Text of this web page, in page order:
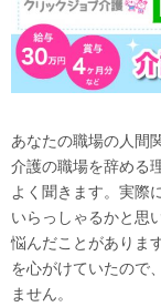
あなたの職場の人間
介護の職場を辞める
よく聞きます。実際
いらっしゃるかと思
悩んだことがありま
を心がけていたので
ません。